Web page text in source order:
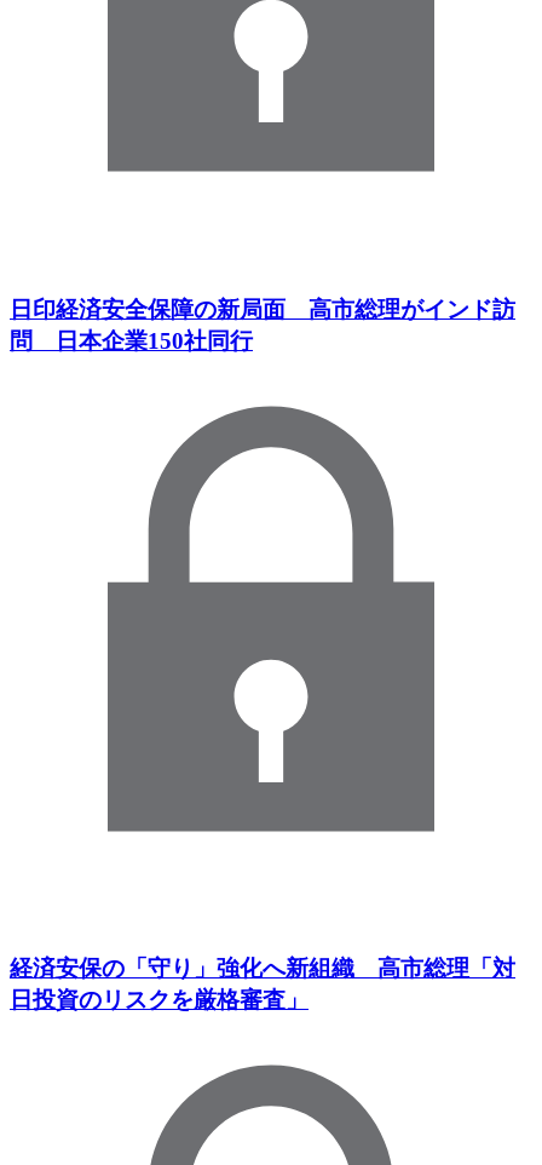
日印経済安全保障の新局面 高市総理がインド訪
問 日本企業150社同行
経済安保の「守り」強化へ新組織 高市総理「対
日投資のリスクを厳格審査」